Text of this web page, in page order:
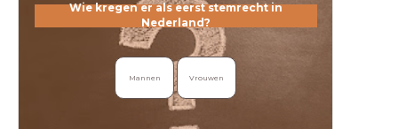
Wie kregen er als eerst stemrecht in Nederland?
Wie kregen er als eerst stemrecht in
Nederland?
Mannen Vrouwen